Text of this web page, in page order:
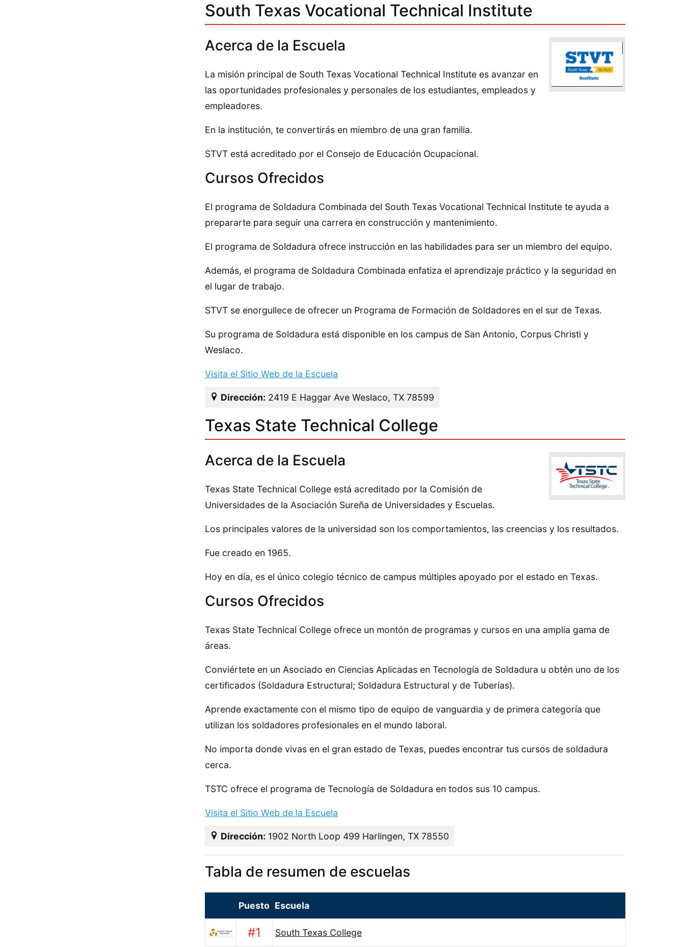
South Texas Vocational Technical Institute
Acerca de la Escuela
La misión principal de South Texas Vocational Technical Institute es avanzar en
las oportunidades profesionales y personales de los estudiantes, empleados y
empleadores.
En la institución, te convertirás en miembro de una gran familia.
STVT está acreditado por el Consejo de Educación Ocupacional.
Cursos Ofrecidos
El programa de Soldadura Combinada del South Texas Vocational Technical Institute te ayuda a
prepararte para seguir una carrera en construcción y mantenimiento.
El programa de Soldadura ofrece instrucción en las habilidades para ser un miembro del equipo.
Además, el programa de Soldadura Combinada enfatiza el aprendizaje práctico y la seguridad en
el lugar de trabajo.
STVT se enorgullece de ofrecer un Programa de Formación de Soldadores en el sur de Texas.
Su programa de Soldadura está disponible en los campus de San Antonio, Corpus Christi y
Weslaco.
Visita el Sitio Web de la Escuela
Dirección: 2419 E Haggar Ave Weslaco, TX 78599
Texas State Technical College
Acerca de la Escuela
Texas State Technical College está acreditado por la Comisión de
Universidades de la Asociación Sureña de Universidades y Escuelas.
Los principales valores de la universidad son los comportamientos, las creencias y los resultados.
Fue creado en 1965.
Hoy en día, es el único colegio técnico de campus múltiples apoyado por el estado en Texas.
Cursos Ofrecidos
Texas State Technical College ofrece un montón de programas y cursos en una amplia gama de
áreas.
Conviértete en un Asociado en Ciencias Aplicadas en Tecnología de Soldadura u obtén uno de los
certificados (Soldadura Estructural; Soldadura Estructural y de Tuberías).
Aprende exactamente con el mismo tipo de equipo de vanguardia y de primera categoría que
utilizan los soldadores profesionales en el mundo laboral.
No importa donde vivas en el gran estado de Texas, puedes encontrar tus cursos de soldadura
cerca.
TSTC ofrece el programa de Tecnología de Soldadura en todos sus 10 campus.
Visita el Sitio Web de la Escuela
Dirección: 1902 North Loop 499 Harlingen, TX 78550
Tabla de resumen de escuelas
Puesto Escuela
#1 South Texas College